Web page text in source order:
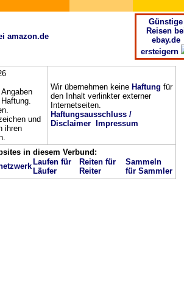
amazon.de
Günstige
Reisen
ebay.de
ersteigern
und
ihren
Wir übernehmen keine Haftung für
den Inhalt verlinkter externer
Internetseiten.
Haftungsausschluss /
Disclaimer
Impressum
in diesem Verbund:
Laufen für
Läufer
Reiten für
Reiter
Sammeln
für Sammler